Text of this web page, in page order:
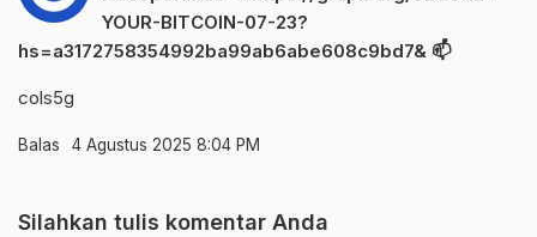
YOUR-BITCOIN-07-23?
hs=a3172758354992ba99ab6abe608c9bd7& 📫
cols5g
Balas 4 Agustus 2025 8:04 PM
Silahkan tulis komentar Anda